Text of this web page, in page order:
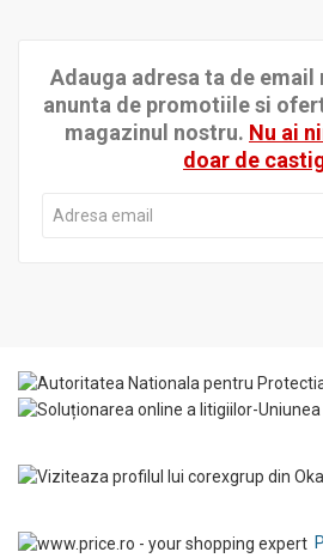
Adauga adresa ta de email
anunta de promotiile si
magazinul nostru. Nu ai
doar de